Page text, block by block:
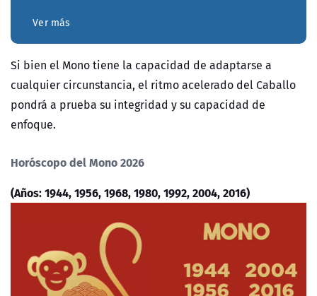
Ver más
Si bien el Mono tiene la capacidad de adaptarse a
cualquier circunstancia, el ritmo acelerado del Caballo
pondrá a prueba su integridad y su capacidad de
enfoque.
Horóscopo del Mono 2026
(Años: 1944, 1956, 1968, 1980, 1992, 2004, 2016)